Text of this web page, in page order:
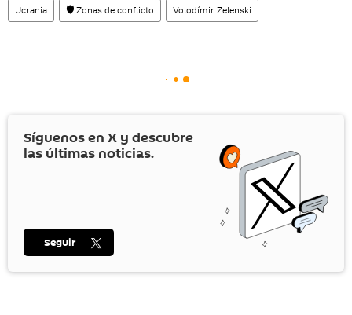
Ucrania 🛡️ Zonas de conflicto Volodímir Zelenski
Síguenos en X y descubre
las últimas noticias.
Seguir